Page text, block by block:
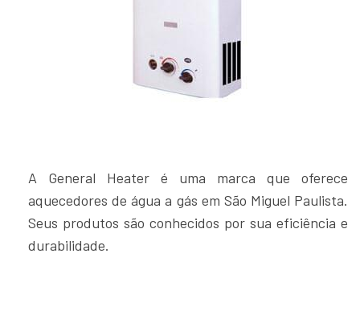
A General Heater é uma marca que oferece
aquecedores de água a gás em São Miguel Paulista.
Seus produtos são conhecidos por sua eficiência e
durabilidade.